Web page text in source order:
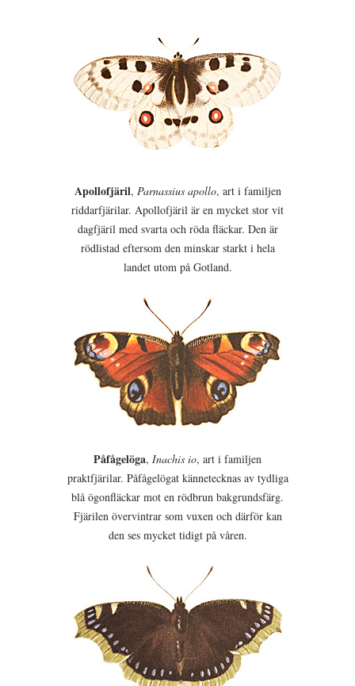
Apollofjäril, Parnassius apollo, art i familjen
riddarfjärilar. Apollofjäril är en mycket stor vit
dagfjäril med svarta och röda fläckar. Den är
rödlistad eftersom den minskar starkt i hela
landet utom på Gotland.
Påfågelöga, Inachis io, art i familjen
praktfjärilar. Påfågelögat kännetecknas av tydliga
blå ögonfläckar mot en rödbrun bakgrundsfärg.
Fjärilen övervintrar som vuxen och därför kan
den ses mycket tidigt på våren.